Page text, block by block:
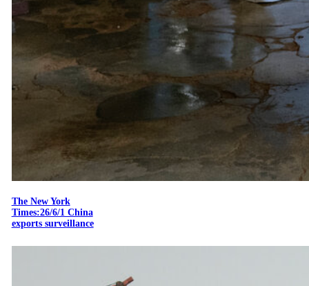
The New York
Times:26/6/1 China
exports surveillance